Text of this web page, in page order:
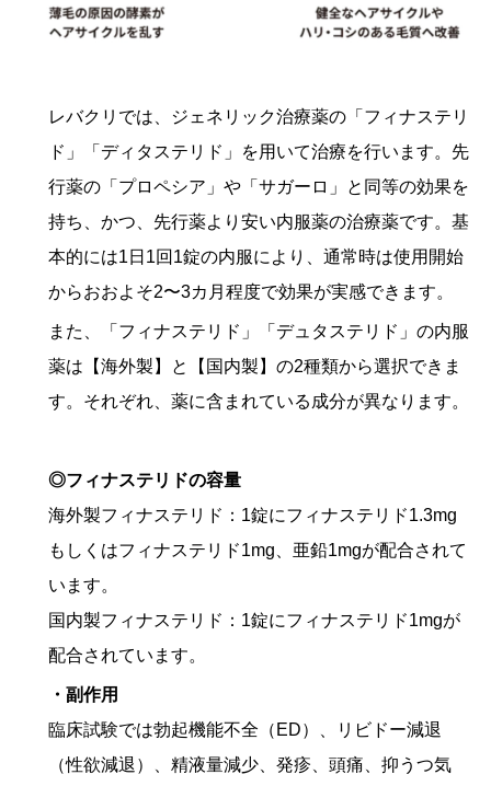
レバクリでは、ジェネリック治療薬の「フィナステリ
ド」「ディタステリド」を用いて治療を行います。先
行薬の「プロペシア」や「サガーロ」と同等の効果を
持ち、かつ、先行薬より安い内服薬の治療薬です。基
本的には1日1回1錠の内服により、通常時は使用開始
からおおよそ2〜3カ月程度で効果が実感できます。
また、「フィナステリド」「デュタステリド」の内服
薬は【海外製】と【国内製】の2種類から選択できま
す。それぞれ、薬に含まれている成分が異なります。
◎フィナステリドの容量
海外製フィナステリド：1錠にフィナステリド1.3mg
もしくはフィナステリド1mg、亜鉛1mgが配合されて
います。
国内製フィナステリド：1錠にフィナステリド1mgが
配合されています。
・副作用
臨床試験では勃起機能不全（ED）、リビドー減退
（性欲減退）、精液量減少、発疹、頭痛、抑うつ気